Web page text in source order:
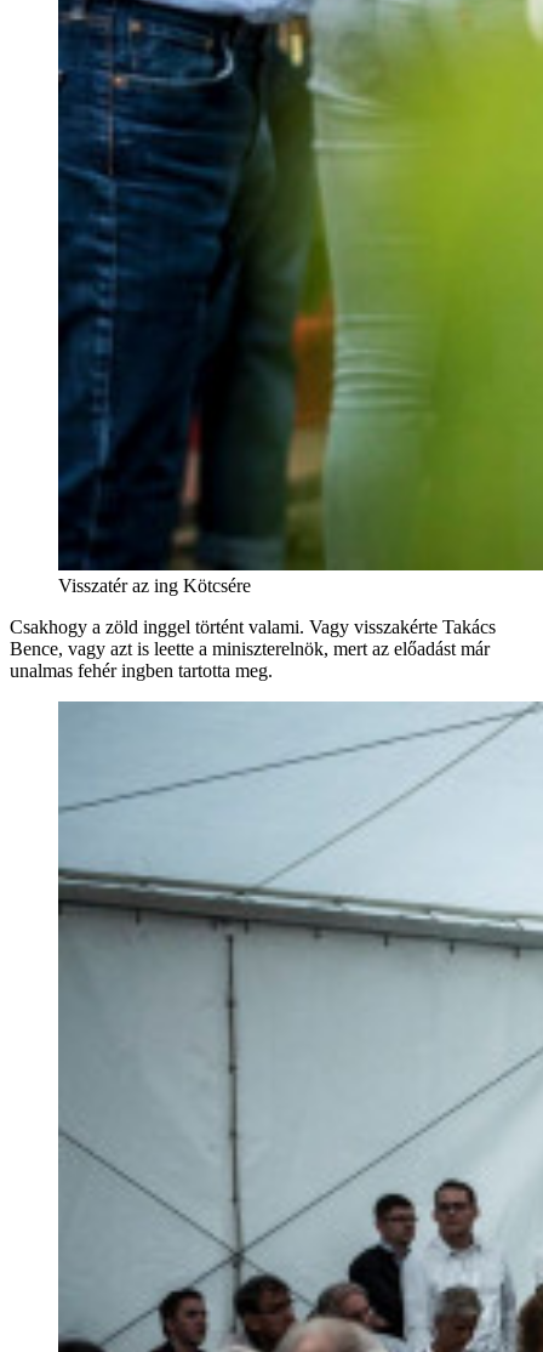
Visszatér az ing Kötcsére
Csakhogy a zöld inggel történt valami. Vagy visszakérte Takács
Bence, vagy azt is leette a miniszterelnök, mert az előadást már
unalmas fehér ingben tartotta meg.